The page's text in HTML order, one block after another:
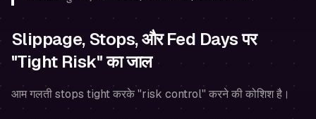
Slippage, Stops, और Fed Days पर
"Tight Risk" का जाल
आम गलती stops tight करके "risk control" करने की कोशिश है।